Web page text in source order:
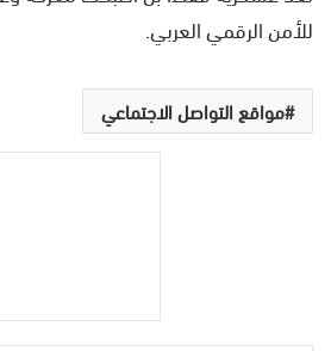
للأمن الرقمي العربي.
مواقع التواصل الاجتماعي